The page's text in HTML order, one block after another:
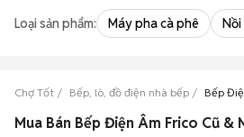
Loại sản phẩm: Máy pha cà phê Nồi
Chợ Tốt Bếp, lò, đồ điện nhà bếp Bếp